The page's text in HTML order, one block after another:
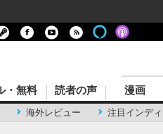
海外レビュー 注目インデ
・無料 読者の声 漫画